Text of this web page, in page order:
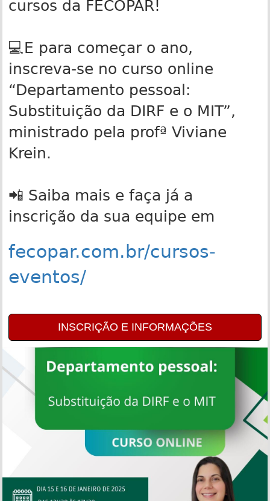
cursos da FECOPAR!
💻E para começar o ano,
inscreva-se no curso online
“Departamento pessoal:
Substituição da DIRF e o MIT”,
ministrado pela profª Viviane
Krein.
📲 Saiba mais e faça já a
inscrição da sua equipe em
fecopar.com.br/cursos-
eventos/
INSCRIÇÃO E INFORMAÇÕES